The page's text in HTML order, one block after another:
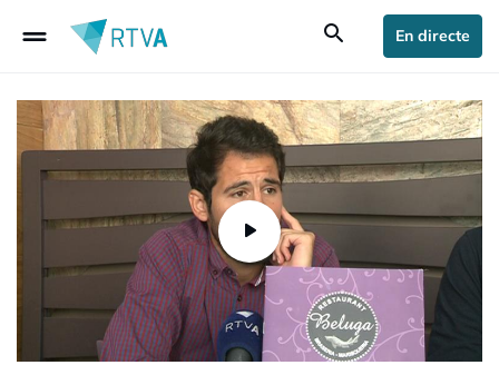
drag_handle search En directe